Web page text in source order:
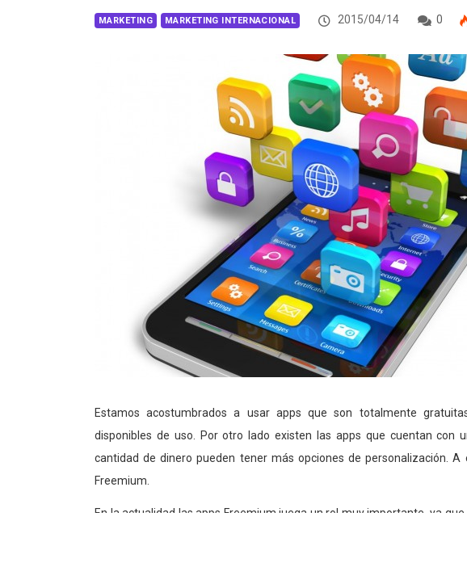
MARKETING MARKETING INTERNACIONAL 2015/04/14 0
Estamos acostumbrados a usar apps que son totalmente
disponibles de uso. Por otro lado existen las apps que cuentan con
cantidad de dinero pueden tener más opciones de personalización.
Freemium.
En la actualidad las apps Freemium juega un rol muy importante, ya